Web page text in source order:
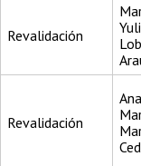
Revalidación
Revalidación